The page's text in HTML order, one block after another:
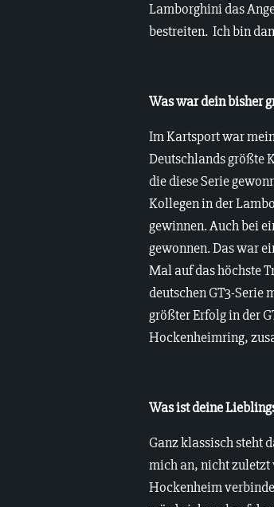
Lamborghini das
bestreiten. Ich bin
Was war dein bisher
Im Kartsport war
Deutschlands größte
die diese Serie
Kollegen in der
gewinnen. Auch bei
gewonnen. Das war
Mal auf das höchste
deutschen GT3-Serie
größter Erfolg in der
Hockenheimring,
Was ist deine
Ganz klassisch steht
mich an, nicht zuletzt
Hockenheim